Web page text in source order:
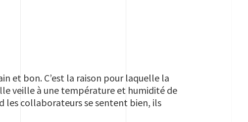
et bon. C’est la raison pour laquelle la
veille à une température et humidité de
les collaborateurs se sentent bien, ils